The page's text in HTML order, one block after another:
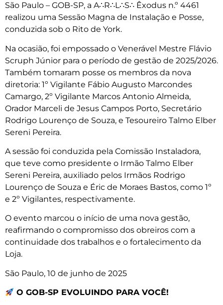
São Paulo – GOB-SP, a A∴R∴L∴S∴ Êxodus n.º 4461
realizou uma Sessão Magna de Instalação e Posse,
conduzida sob o Rito de York.
Na ocasião, foi empossado o Venerável Mestre Flávio
Scruph Júnior para o período de gestão de 2025/2026.
Também tomaram posse os membros da nova
diretoria: 1º Vigilante Fábio Augusto Marcondes
Camargo, 2º Vigilante Marcos Antonio Almeida,
Orador Marceli de Jesus Campos Porto, Secretário
Rodrigo Lourenço de Souza, e Tesoureiro Talmo Elber
Sereni Pereira.
A sessão foi conduzida pela Comissão Instaladora,
que teve como presidente o Irmão Talmo Elber
Sereni Pereira, auxiliado pelos Irmãos Rodrigo
Lourenço de Souza e Éric de Moraes Bastos, como 1º
e 2º Vigilantes, respectivamente.
O evento marcou o início de uma nova gestão,
reafirmando o compromisso dos obreiros com a
continuidade dos trabalhos e o fortalecimento da
Loja.
São Paulo, 10 de junho de 2025
O GOB-SP EVOLUINDO PARA VOCÊ!